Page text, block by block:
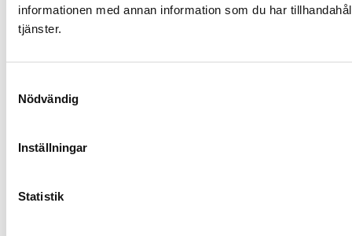
informationen med annan information som du har
tjänster.
Nödvändig
Inställningar
Statistik